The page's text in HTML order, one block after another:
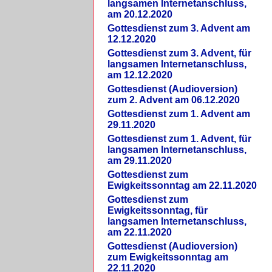
langsamen Internetanschluss,
am 20.12.2020
Gottesdienst zum 3. Advent am
12.12.2020
Gottesdienst zum 3. Advent, für
langsamen Internetanschluss,
am 12.12.2020
Gottesdienst (Audioversion)
zum 2. Advent am 06.12.2020
Gottesdienst zum 1. Advent am
29.11.2020
Gottesdienst zum 1. Advent, für
langsamen Internetanschluss,
am 29.11.2020
Gottesdienst zum
Ewigkeitssonntag am 22.11.2020
Gottesdienst zum
Ewigkeitssonntag, für
langsamen Internetanschluss,
am 22.11.2020
Gottesdienst (Audioversion)
zum Ewigkeitssonntag am
22.11.2020